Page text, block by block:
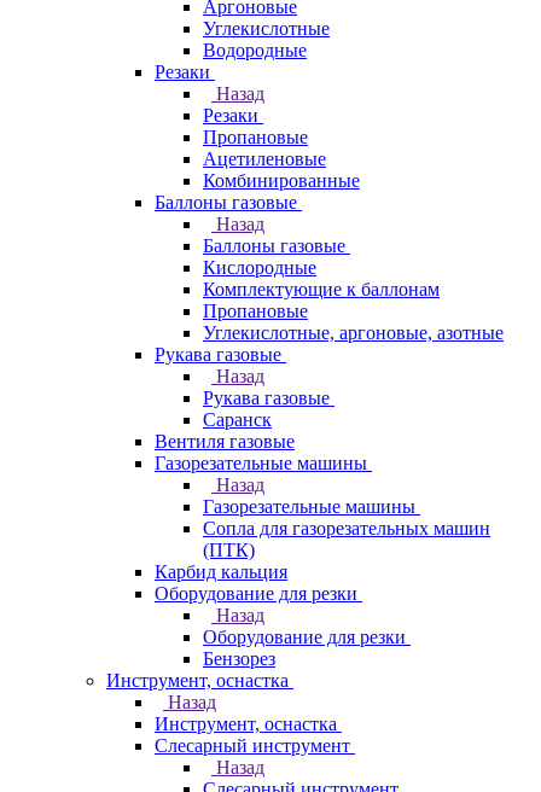
Аргоновые
Углекислотные
Водородные
Резаки
Назад
Резаки
Пропановые
Ацетиленовые
Комбинированные
Баллоны газовые
Назад
Баллоны газовые
Кислородные
Комплектующие к баллонам
Пропановые
Углекислотные, аргоновые, азотные
Рукава газовые
Назад
Рукава газовые
Саранск
Вентиля газовые
Газорезательные машины
Назад
Газорезательные машины
Сопла для газорезательных машин
(ПТК)
Карбид кальция
Оборудование для резки
Назад
Оборудование для резки
Бензорез
Инструмент, оснастка
Назад
Инструмент, оснастка
Слесарный инструмент
Назад